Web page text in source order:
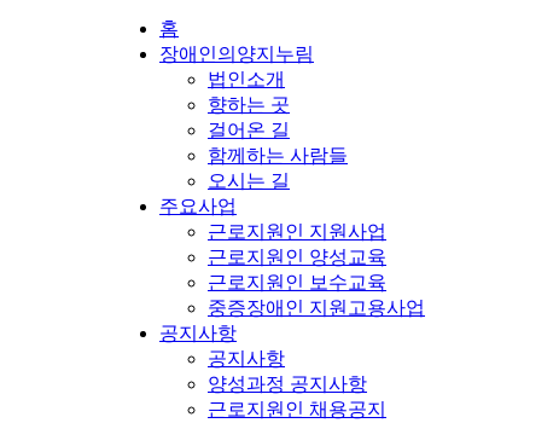
홈
장애인의양지누림
법인소개
향하는 곳
걸어온 길
함께하는 사람들
오시는 길
주요사업
근로지원인 지원사업
근로지원인 양성교육
근로지원인 보수교육
중증장애인 지원고용사업
공지사항
공지사항
양성과정 공지사항
근로지원인 채용공지